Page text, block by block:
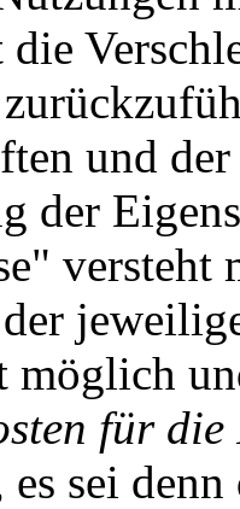
und
der
versteht
möglich
für die
es sei